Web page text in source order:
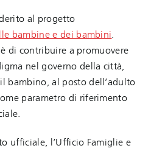
al progetto
bambine e dei bambini.
di contribuire a promuovere
nel governo della città,
bambino, al posto dell’adulto
parametro di riferimento
ufficiale, l’Ufficio Famiglie e